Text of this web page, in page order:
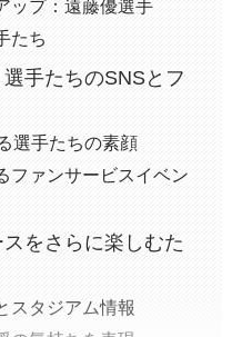
ップ：遠藤優選手
たち
手たちのSNSとフ
選手たちの素顔
ファンサービスイベン
をさらに楽しむた
スタジアム情報